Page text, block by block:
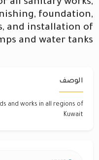
all sanitary works,
foundation,
and installation of
and water tanks
الوصف
and works in all regions of
Kuwait